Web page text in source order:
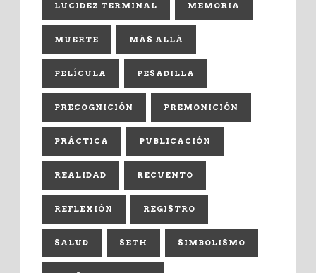
LUCIDEZ TERMINAL MEMORIA
MUERTE MÁS ALLÁ
PELÍCULA PESADILLA
PRECOGNICIÓN PREMONICIÓN
PRÁCTICA PUBLICACIÓN
REALIDAD RECUENTO
REFLEXIÓN REGISTRO
SALUD SETH SIMBOLISMO